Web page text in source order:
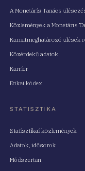
A Monetáris Tanács
Közlemények a Monetáris
Kamatmeghatározó ülések
Közérdekű adatok
Karrier
Etikai kódex
STATISZTIKA
Statisztikai közlemények
Adatok, idősorok
Módszertan